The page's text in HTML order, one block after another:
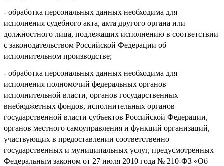
- обработка персональных данных необходима для
исполнения судебного акта, акта другого органа или
должностного лица, подлежащих исполнению в соответствии
с законодательством Российской Федерации об
исполнительном производстве;
- обработка персональных данных необходима для
исполнения полномочий федеральных органов
исполнительной власти, органов государственных
внебюджетных фондов, исполнительных органов
государственной власти субъектов Российской Федерации,
органов местного самоуправления и функций организаций,
участвующих в предоставлении соответственно
государственных и муниципальных услуг, предусмотренных
Федеральным законом от 27 июля 2010 года № 210-ФЗ «Об